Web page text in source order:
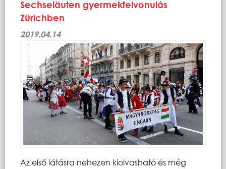
Sechseläuten gyermekfelvonulás
Zürichben
2019.04.14
Az első látásra nehezen kiolvasható és még